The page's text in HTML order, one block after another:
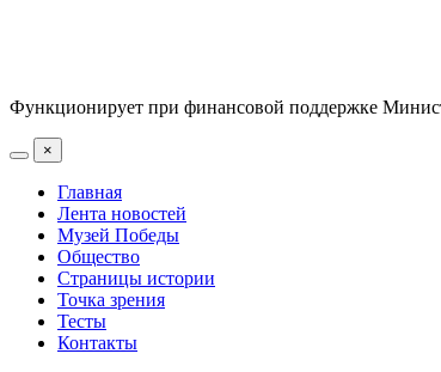
Функционирует при финансовой поддержке
×
Главная
Лента новостей
Музей Победы
Общество
Страницы истории
Точка зрения
Тесты
Контакты